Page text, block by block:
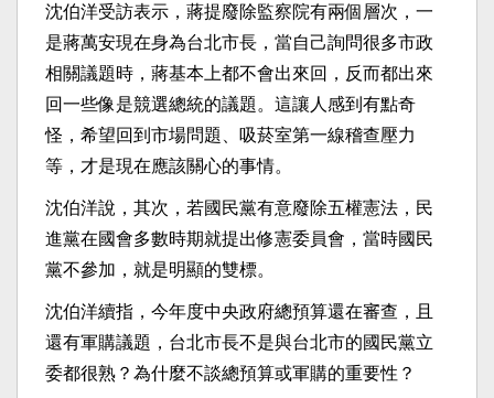
沈伯洋受訪表示，蔣提廢除監察院有兩個層次，一
是蔣萬安現在身為台北市長，當自己詢問很多市政
相關議題時，蔣基本上都不會出來回，反而都出來
回一些像是競選總統的議題。這讓人感到有點奇
怪，希望回到市場問題、吸菸室第一線稽查壓力
等，才是現在應該關心的事情。
沈伯洋說，其次，若國民黨有意廢除五權憲法，民
進黨在國會多數時期就提出修憲委員會，當時國民
黨不參加，就是明顯的雙標。
沈伯洋續指，今年度中央政府總預算還在審查，且
還有軍購議題，台北市長不是與台北市的國民黨立
委都很熟？為什麼不談總預算或軍購的重要性？